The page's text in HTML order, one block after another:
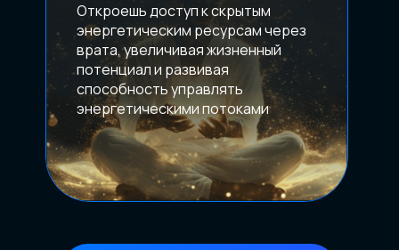
Откроешь доступ к скрытым
энергетическим ресурсам через
врата, увеличивая жизненный
потенциал и развивая
способность управлять
энергетическими потоками